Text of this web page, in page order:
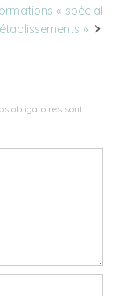
« spécial
établissements »
obligatoires sont